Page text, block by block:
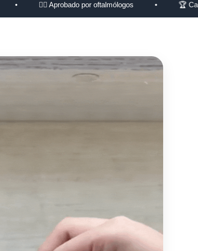
👨‍⚕️ Aprobado por oftalmólogos • 🏆 Calidad